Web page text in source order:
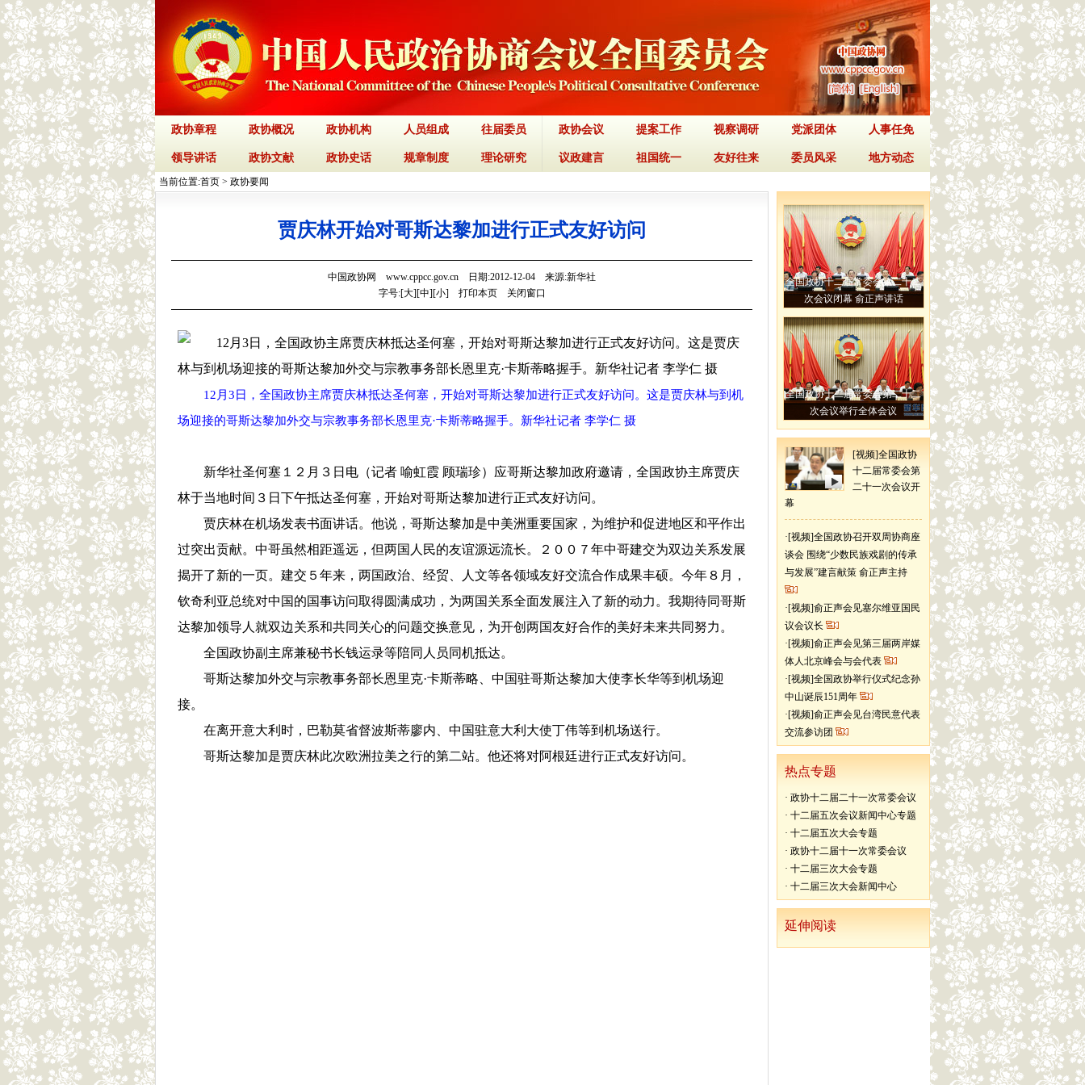
政协章程 政协概况 政协机构 人员组成 往届委员
领导讲话 政协文献 政协史话 规章制度 理论研究
政协会议 提案工作 视察调研 党派团体 人事任免
议政建言 祖国统一 友好往来 委员风采 地方动态
当前位置:首页 > 政协要闻
贾庆林开始对哥斯达黎加进行正式友好访问
中国政协网 www.cppcc.gov.cn 日期:2012-12-04 来源:新华社
字号:[大][中][小] 打印本页 关闭窗口
12月3日，全国政协主席贾庆林抵达圣何塞，开始对哥斯达黎加进行正式友好访问。这是贾庆林与到机
场迎接的哥斯达黎加外交与宗教事务部长恩里克·卡斯蒂略握手。新华社记者 李学仁 摄
新华社圣何塞１２月３日电（记者 喻虹霞 顾瑞珍）应哥斯达黎加政府邀请，全国政协主席贾庆
林于当地时间３日下午抵达圣何塞，开始对哥斯达黎加进行正式友好访问。
贾庆林在机场发表书面讲话。他说，哥斯达黎加是中美洲重要国家，为维护和促进地区和平作出
过突出贡献。中哥虽然相距遥远，但两国人民的友谊源远流长。２００７年中哥建交为双边关系发展
揭开了新的一页。建交５年来，两国政治、经贸、人文等各领域友好交流合作成果丰硕。今年８月，
钦奇利亚总统对中国的国事访问取得圆满成功，为两国关系全面发展注入了新的动力。我期待同哥斯
达黎加领导人就双边关系和共同关心的问题交换意见，为开创两国友好合作的美好未来共同努力。
全国政协副主席兼秘书长钱运录等陪同人员同机抵达。
哥斯达黎加外交与宗教事务部长恩里克·卡斯蒂略、中国驻哥斯达黎加大使李长华等到机场迎
接。
在离开意大利时，巴勒莫省督波斯蒂廖内、中国驻意大利大使丁伟等到机场送行。
哥斯达黎加是贾庆林此次欧洲拉美之行的第二站。他还将对阿根廷进行正式友好访问。
全国政协十二届常委会第二十二
次会议闭幕 俞正声讲话
全国政协十二届常委会第二十二
次会议举行全体会议
[视频]全国政协
十二届常委会第
二十一次会议开
幕
·[视频]全国政协召开双周协商座
谈会 围绕“少数民族戏剧的传承
与发展”建言献策 俞正声主持
·[视频]俞正声会见塞尔维亚国民
议会议长
·[视频]俞正声会见第三届两岸媒
体人北京峰会与会代表
·[视频]全国政协举行仪式纪念孙
中山诞辰151周年
·[视频]俞正声会见台湾民意代表
交流参访团
热点专题
·政协十二届二十一次常委会议
·十二届五次会议新闻中心专题
·十二届五次大会专题
·政协十二届十一次常委会议
·十二届三次大会专题
·十二届三次大会新闻中心
延伸阅读